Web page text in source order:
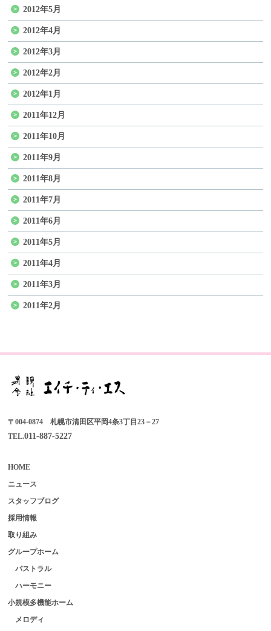
2012年5月
2012年4月
2012年3月
2012年2月
2012年1月
2011年12月
2011年10月
2011年9月
2011年8月
2011年7月
2011年6月
2011年5月
2011年4月
2011年3月
2011年2月
〒004-0874 札幌市清田区平岡4条3丁目23－27
TEL.011-887-5227
HOME
ニュース
スタッフブログ
採用情報
取り組み
グループホーム
パストラル
ハーモニー
小規模多機能ホーム
メロディ